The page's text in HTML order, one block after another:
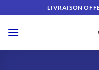
au
contenu
LIVRAISON